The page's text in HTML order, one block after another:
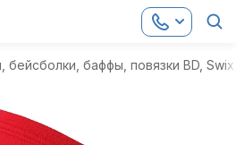
бейсболки, баффы, повязки BD,